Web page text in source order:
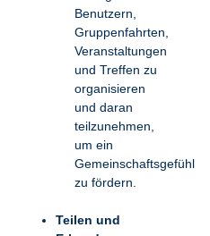
Benutzern,
Gruppenfahrten,
Veranstaltungen
und Treffen zu
organisieren
und daran
teilzunehmen,
um ein
Gemeinschaftsgefühl
zu fördern.
Teilen und